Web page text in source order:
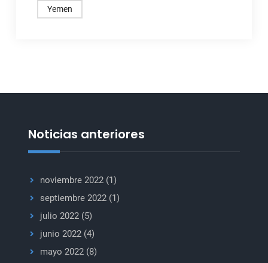
Yemen
Noticias anteriores
noviembre 2022(1)
septiembre 2022(1)
julio 2022(5)
junio 2022(4)
mayo 2022(8)